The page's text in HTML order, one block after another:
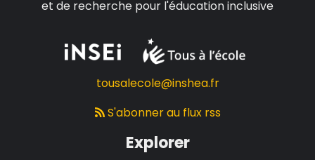
et de recherche pour l'éducation inclusive
tousalecole@inshea.fr
S'abonner au flux rss
Explorer